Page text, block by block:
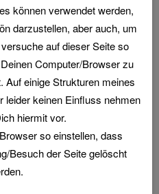
await the participants.
Markiert mit:2023,
, clay shooting,
,Fujairah,
,Parcours
Mohammed bin
Tontauben,tournament,
VAE,
können verwendet werden,
darzustellen, aber auch, um
auf dieser Seite so
Computer/Browser zu
einige Strukturen meines
leider keinen Einfluss nehmen
hiermit vor.
so einstellen, dass
Besuch der Seite gelöscht